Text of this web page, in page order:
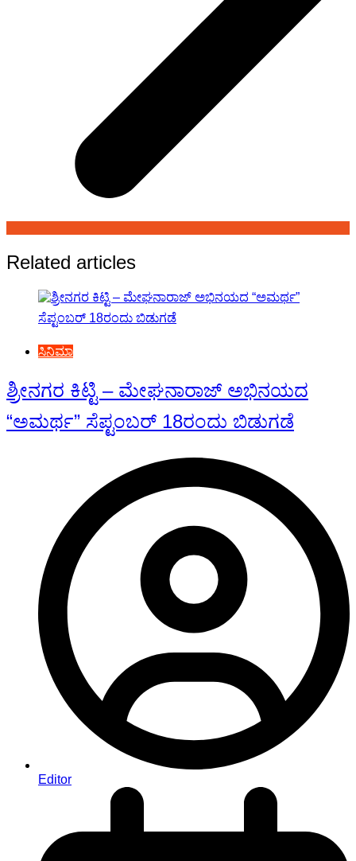
Related articles
ಸಿನಿಮಾ
ಶ್ರೀನಗರ ಕಿಟ್ಟಿ – ಮೇಘನಾರಾಜ್ ಅಭಿನಯದ
“ಅಮರ್ಥ” ಸೆಪ್ಟಂಬರ್ 18ರಂದು ಬಿಡುಗಡೆ
Editor